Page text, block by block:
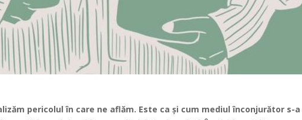
pericolul în care ne aflăm. Este ca și cum mediul înconjurător s-a